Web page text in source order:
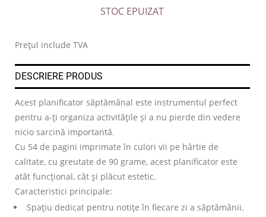
STOC EPUIZAT
Prețul include TVA
DESCRIERE PRODUS
Acest planificator săptămânal este instrumentul perfect
pentru a-ți organiza activitățile și a nu pierde din vedere
nicio sarcină importantă.
Cu 54 de pagini imprimate în culori vii pe hârtie de
calitate, cu greutate de 90 grame, acest planificator este
atât funcțional, cât și plăcut estetic.
Caracteristici principale:
Spațiu dedicat pentru notițe în fiecare zi a săptămânii.